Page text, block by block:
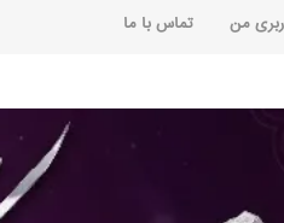
من تماس با ما